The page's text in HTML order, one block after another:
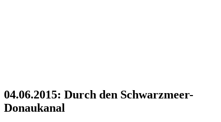
04.06.2015: Durch den Schwarzmeer-
Donaukanal